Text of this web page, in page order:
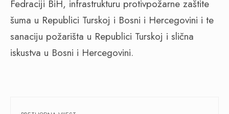
Fedraciji BiH, infrastrukturu protivpožarne zaštite
šuma u Republici Turskoj i Bosni i Hercegovini i te
sanaciju požarišta u Republici Turskoj i slična
iskustva u Bosni i Hercegovini.